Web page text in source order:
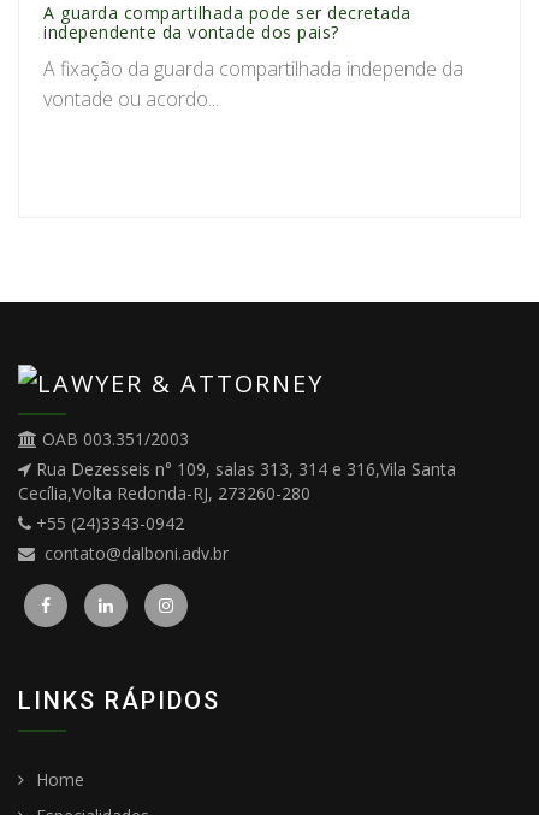
A guarda compartilhada pode ser decretada
independente da vontade dos pais?
A fixação da guarda compartilhada independe da
vontade ou acordo...
OAB 003.351/2003
Rua Dezesseis n° 109, salas 313, 314 e 316,Vila Santa
Cecília,Volta Redonda-RJ, 273260-280
+55 (24)3343-0942
contato@dalboni.adv.br
LINKS RÁPIDOS
Home